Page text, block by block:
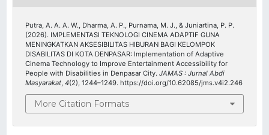
Putra, A. A. A. W., Dharma, A. P., Purnama, M. J., & Juniartina, P. P.
(2026). IMPLEMENTASI TEKNOLOGI CINEMA ADAPTIF GUNA
MENINGKATKAN AKSESIBILITAS HIBURAN BAGI KELOMPOK
DISABILITAS DI KOTA DENPASAR: Implementation of Adaptive
Cinema Technology to Improve Entertainment Accessibility for
People with Disabilities in Denpasar City.JAMAS : Jurnal Abdi
Masyarakat ,4(2), 1244–1249. https://doi.org/10.62085/jms.v4i2.246
More Citation Formats